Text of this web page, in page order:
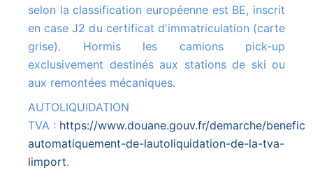
selon la classification européenne est BE, inscrit
en case J2 du certificat d'immatriculation (carte
grise). Hormis les camions pick-up
exclusivement destinés aux stations de ski ou
aux remontées mécaniques.
AUTOLIQUIDATION
TVA : https://www.douane.gouv.fr/demarche/
automatiquement-de-lautoliquidation-de-la-tva-
limport.